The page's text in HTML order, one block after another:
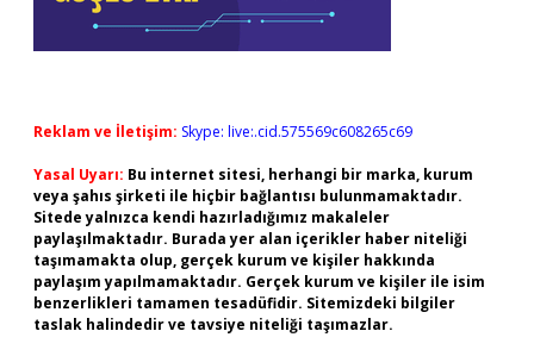
Reklam ve İletişim: Skype: live:.cid.575569c608265c69
Yasal Uyarı: Bu internet sitesi, herhangi bir marka, kurum
veya şahıs şirketi ile hiçbir bağlantısı bulunmamaktadır.
Sitede yalnızca kendi hazırladığımız makaleler
paylaşılmaktadır. Burada yer alan içerikler haber niteliği
taşımamakta olup, gerçek kurum ve kişiler hakkında
paylaşım yapılmamaktadır. Gerçek kurum ve kişiler ile isim
benzerlikleri tamamen tesadüfidir. Sitemizdeki bilgiler
taslak halindedir ve tavsiye niteliği taşımazlar.